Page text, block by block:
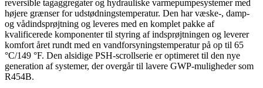
reversible tagaggregater og hydrauliske varmepumpesystemer med
højere grænser for udstødningstemperatur. Den har væske-, damp-
og vådindsprøjtning og leveres med en komplet pakke af
kvalificerede komponenter til styring af indsprøjtningen og leverer
komfort året rundt med en vandforsyningstemperatur på op til 65
°C/149 °F. Den alsidige PSH-scrollserie er optimeret til den nye
generation af systemer, der overgår til lavere GWP-muligheder som
R454B.